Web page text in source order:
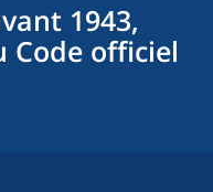
1943,
officiel